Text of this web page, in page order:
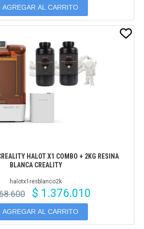
AGREGAR AL CARRITO
HALOT X1 COMBO + 2KG RESINA
BLANCA CREALITY
halotx1resblanco2k
$ 1.376.010
AGREGAR AL CARRITO